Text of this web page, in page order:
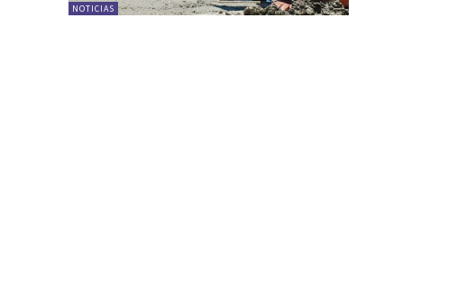
NOTICIAS